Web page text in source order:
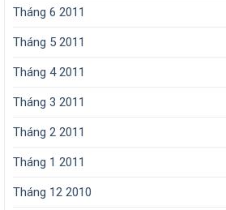
Tháng 6 2011
Tháng 5 2011
Tháng 4 2011
Tháng 3 2011
Tháng 2 2011
Tháng 1 2011
Tháng 12 2010